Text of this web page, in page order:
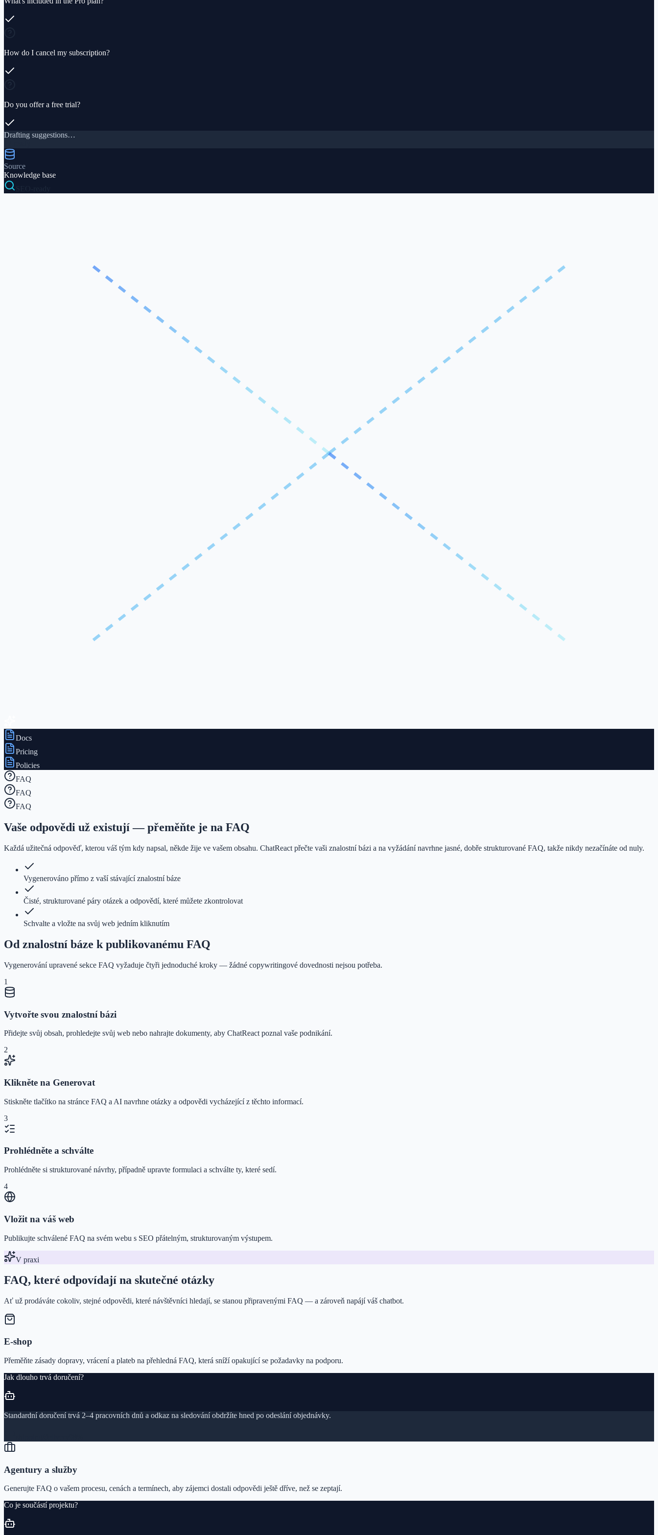
How do I cancel my subscription?
Do you offer a free trial?
Drafting suggestions…
Source
Knowledge base
Docs
Pricing
Policies
FAQ
FAQ
FAQ
Vaše odpovědi už existují — přeměňte je na FAQ
Každá užitečná odpověď, kterou váš tým kdy napsal, někde žije ve vašem obsahu. ChatReact přečte vaši znalostní bázi a na vyžádání navrhne jasné, dobře strukturované FAQ, takže nikdy nezačínáte od nuly.
Vygenerováno přímo z vaší stávající znalostní báze
Čisté, strukturované páry otázek a odpovědí, které můžete zkontrolovat
Schvalte a vložte na svůj web jedním kliknutím
Od znalostní báze k publikovanému FAQ
Vygenerování upravené sekce FAQ vyžaduje čtyři jednoduché kroky — žádné copywritingové dovednosti nejsou potřeba.
1
Vytvořte svou znalostní bázi
Přidejte svůj obsah, prohledejte svůj web nebo nahrajte dokumenty, aby ChatReact poznal vaše podnikání.
2
Klikněte na Generovat
Stiskněte tlačítko na stránce FAQ a AI navrhne otázky a odpovědi vycházející z těchto informací.
3
Prohlédněte a schválte
Prohlédněte si strukturované návrhy, případně upravte formulaci a schválte ty, které sedí.
4
Vložit na váš web
Publikujte schválené FAQ na svém webu s SEO přátelným, strukturovaným výstupem.
V praxi
FAQ, které odpovídají na skutečné otázky
Ať už prodáváte cokoliv, stejné odpovědi, které návštěvníci hledají, se stanou připravenými FAQ — a zároveň napájí váš chatbot.
E‑shop
Přeměňte zásady dopravy, vrácení a plateb na přehledná FAQ, která sníží opakující se požadavky na podporu.
Jak dlouho trvá doručení?
Standardní doručení trvá 2–4 pracovních dnů a odkaz na sledování obdržíte hned po odeslání objednávky.
Agentury a služby
Generujte FAQ o vašem procesu, cenách a termínech, aby zájemci dostali odpovědi ještě dříve, než se zeptají.
Co je součástí projektu?